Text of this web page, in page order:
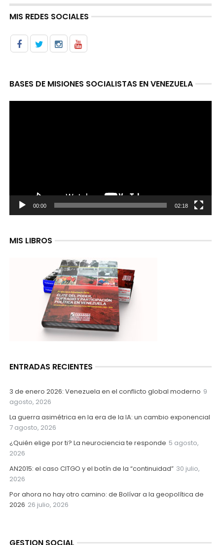
MIS REDES SOCIALES
BASES DE MISIONES SOCIALISTAS EN VENEZUELA
00:00 02:18
MIS LIBROS
ENTRADAS RECIENTES
3 de enero 2026: Venezuela en el conflicto global moderno 9
agosto, 2026
La guerra asimétrica en la era de la IA: un cambio exponencial
7 agosto, 2026
¿Quién elige por ti? La neurociencia te responde 5 agosto,
2026
AN2015: el caso CITGO y el botín de la “continuidad” 30 julio,
2026
Por ahora no hay otro camino: de Bolívar a la geopolítica de
2026 26 julio, 2026
GESTION SOCIAL